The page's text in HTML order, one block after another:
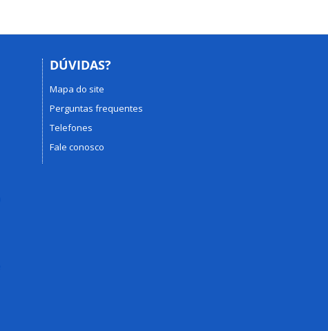
DÚVIDAS?
Mapa do site
Perguntas frequentes
Telefones
Fale conosco